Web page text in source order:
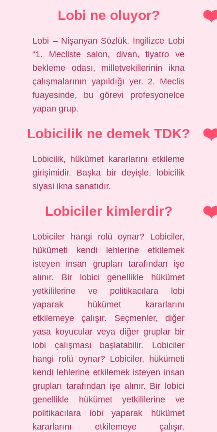
Lobi ne oluyor?
Lobi – Nişanyan Sözlük. İngilizce Lobi
“1. Mecliste salon, divan, tiyatro ve
bekleme odası, milletvekillerinin ikna
çalışmalarının yapıldığı yer. 2. Meclis
fuayesinde, bu görevi profesyonelce
yapan grup.
Lobicilik ne demek TDK?
Lobicilik, hükümet kararlarını etkileme
girişimidir. Başka bir deyişle, lobicilik
siyasi ikna sanatıdır.
Lobiciler kimlerdir?
Lobiciler hangi rolü oynar? Lobiciler,
hükümeti kendi lehlerine etkilemek
isteyen insan grupları tarafından işe
alınır. Bir lobici genellikle hükümet
yetkililerine ve politikacılara lobi
yaparak hükümet kararlarını
etkilemeye çalışır. Seçmenler, diğer
yasa koyucular veya diğer gruplar bir
lobi çalışması başlatabilir. Lobiciler
hangi rolü oynar? Lobiciler, hükümeti
kendi lehlerine etkilemek isteyen insan
grupları tarafından işe alınır. Bir lobici
genellikle hükümet yetkililerine ve
politikacılara lobi yaparak hükümet
kararlarını etkilemeye çalışır.